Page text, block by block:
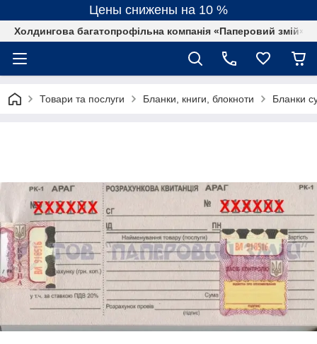
Цены снижены на 10 %
Холдингова багатопрофільна компанія «Паперовий змій»
Товари та послуги Бланки, книги, блокноти Бланки